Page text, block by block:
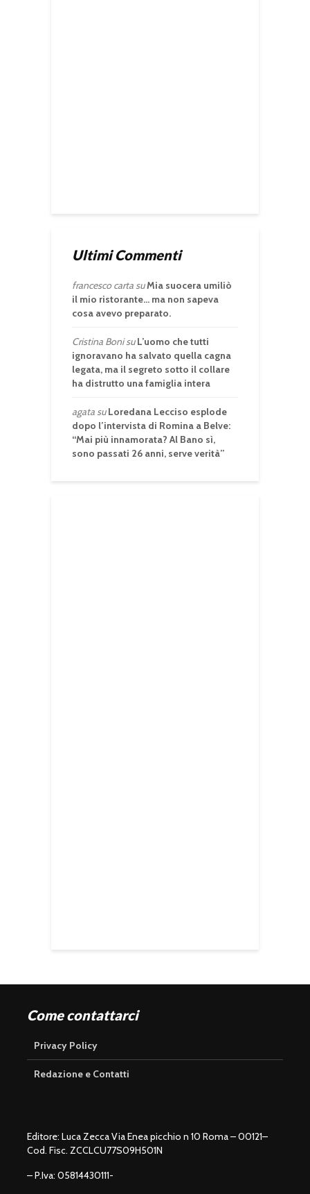
Ultimi Commenti
francesco cartasuMia suocera umiliò
il mio ristorante… ma non sapeva
cosa avevo preparato.
Cristina BonisuL’uomo che tutti
ignoravano ha salvato quella cagna
legata, ma il segreto sotto il collare
ha distrutto una famiglia intera
agatasuLoredana Lecciso esplode
dopo l’intervista di Romina a Belve:
“Mai più innamorata? Al Bano sì,
sono passati 26 anni, serve verità”
Come contattarci
Privacy Policy
Redazione e Contatti
Editore: Luca Zecca Via Enea picchio n 10 Roma – 00121–
Cod. Fisc. ZCCLCU77S09H501N
– P.Iva: 05814430111-